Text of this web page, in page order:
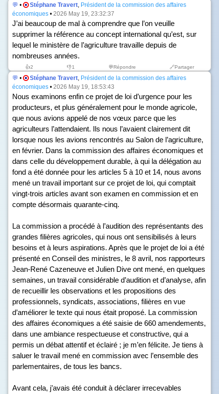
💬 • Stéphane Travert, Président de la commission des affaires
économiques • 2026 May 19, 23:32:37
J’ai beaucoup de mal à comprendre que l’on veuille
supprimer la référence au concept international qu’est, sur
lequel le ministère de l’agriculture travaille depuis de
nombreuses années.
👍2 👎1 💬Répondre 🔗Partager
💬 • Stéphane Travert, Président de la commission des affaires
économiques • 2026 May 19, 18:53:43
Nous examinons enfin ce projet de loi d’urgence pour les
producteurs, et plus généralement pour le monde agricole,
que nous avions appelé de nos vœux parce que les
agriculteurs l’attendaient. Ils nous l’avaient clairement dit
lorsque nous les avions rencontrés au Salon de l’agriculture,
en février. Dans la commission des affaires économiques et
dans celle du développement durable, à qui la délégation au
fond a été donnée pour les articles 5 à 10 et 14, nous avons
mené un travail important sur ce projet de loi, qui comptait
vingt-trois articles avant son examen en commission et en
compte désormais quarante-cinq.
La commission a procédé à l’audition des représentants des
grandes filières agricoles, qui nous ont sensibilisés à leurs
besoins et à leurs aspirations. Après que le projet de loi a été
présenté en Conseil des ministres, le 8 avril, nos rapporteurs
Jean-René Cazeneuve et Julien Dive ont mené, en quelques
semaines, un travail considérable d’audition et d’analyse, afin
de recueillir les observations et les propositions des
professionnels, syndicats, associations, filières en vue
d’améliorer le texte qui nous était proposé. La commission
des affaires économiques a été saisie de 660 amendements,
dans une ambiance respectueuse et constructive, qui a
permis un débat attentif et éclairé ; je m’en félicite. Je tiens à
saluer le travail mené en commission avec l’ensemble des
parlementaires, de tous les bancs.
Avant cela, j’avais été conduit à déclarer irrecevables